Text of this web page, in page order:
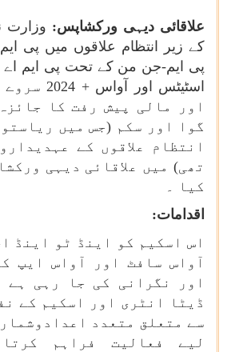
علاقائی دیہی ورکشاپس: وزارت
کے زیر انتظام علاقوں میں پی
پی ایم-جن من کے تحت پی ایم اے
اسٹیٹس
اور مالی پیش رفت کا
گوا اور سکم (جس میں
انتظام علاقوں کے
تھی) میں علاقائی دیہی
کیا ۔
اقدامات:
اس اسکیم کو اینڈ ٹو اینڈ
آواس سافٹ اور آواس ایپ
اور نگرانی کی جا رہی
ڈیٹا انٹری اور اسکیم کے
سے متعلق متعدد
لیے فعالیت فراہم